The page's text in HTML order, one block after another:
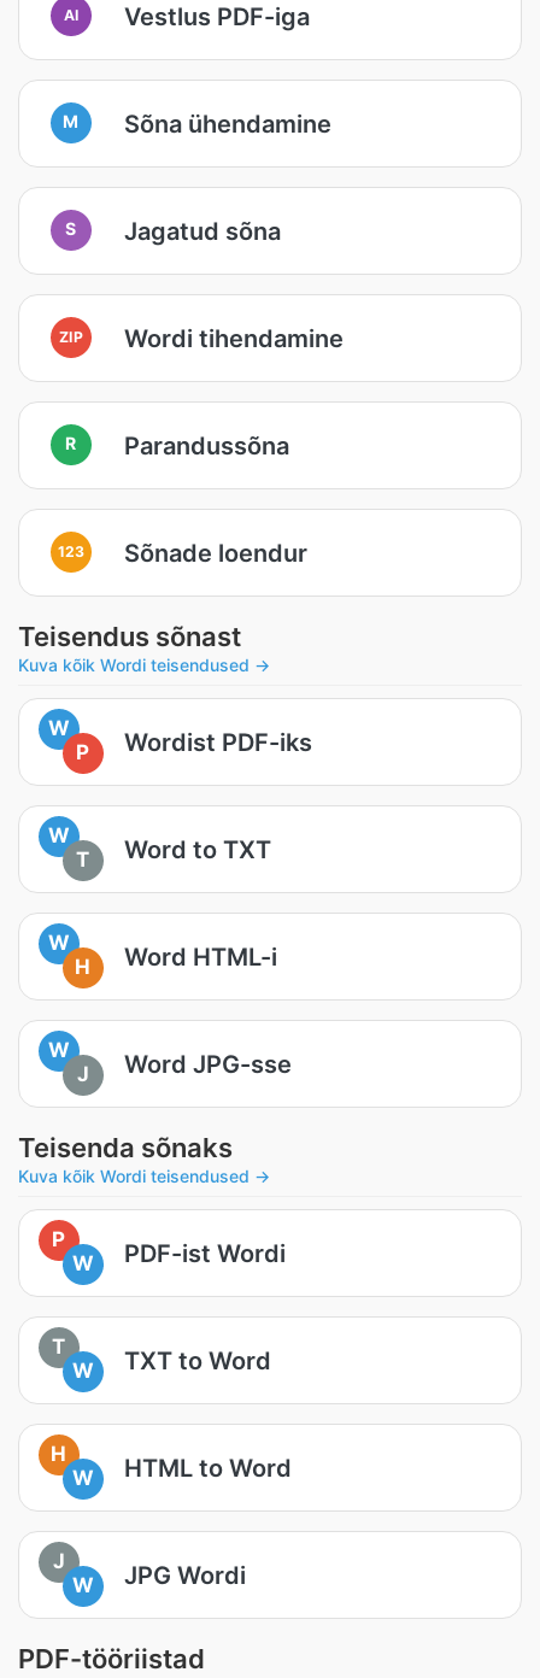
AI Vestlus PDF-iga
M Sõna ühendamine
S Jagatud sõna
ZIP Wordi tihendamine
R Parandussõna
123 Sõnade loendur
Teisendus sõnast
Kuva kõik Wordi teisendused →
W
P
Wordist PDF-iks
W
T
Word to TXT
W
H
Word HTML-i
W
J
Word JPG-sse
Teisenda sõnaks
Kuva kõik Wordi teisendused →
P
W
PDF-ist Wordi
T
W
TXT to Word
H
W
HTML to Word
J
W
JPG Wordi
PDF-tööriistad